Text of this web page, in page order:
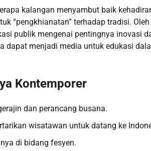
kalangan menyambut baik
“pengkhianatan” terhadap tradisi. Oleh
publik mengenai pentingnya inovasi
dapat menjadi media untuk edukasi
Kontemporer
dan perancang busana.
wisatawan untuk datang ke
di bidang fesyen.